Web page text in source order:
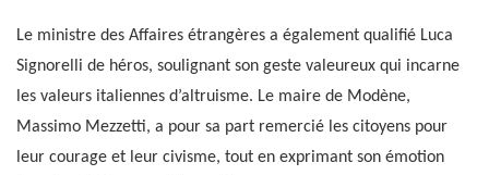
Le ministre des Affaires étrangères a également qualifié Luca
Signorelli de héros, soulignant son geste valeureux qui incarne
les valeurs italiennes d’altruisme. Le maire de Modène,
Massimo Mezzetti, a pour sa part remercié les citoyens pour
leur courage et leur civisme, tout en exprimant son émotion